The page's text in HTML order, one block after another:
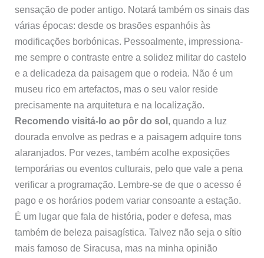
sensação de poder antigo. Notará também os sinais das
várias épocas: desde os brasões espanhóis às
modificações borbónicas. Pessoalmente, impressiona-
me sempre o contraste entre a solidez militar do castelo
e a delicadeza da paisagem que o rodeia. Não é um
museu rico em artefactos, mas o seu valor reside
precisamente na arquitetura e na localização.
Recomendo visitá-lo ao pôr do sol , quando a luz
dourada envolve as pedras e a paisagem adquire tons
alaranjados. Por vezes, também acolhe exposições
temporárias ou eventos culturais, pelo que vale a pena
verificar a programação. Lembre-se de que o acesso é
pago e os horários podem variar consoante a estação.
É um lugar que fala de história, poder e defesa, mas
também de beleza paisagística. Talvez não seja o sítio
mais famoso de Siracusa, mas na minha opinião